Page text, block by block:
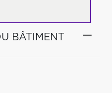
BÂTIMENT